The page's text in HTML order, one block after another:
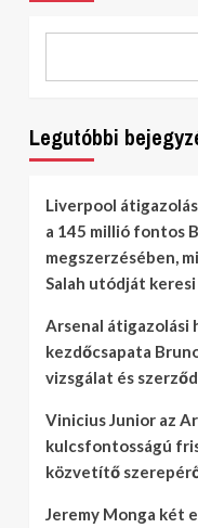
Legutóbbi
Liverpool
a 145 millió fontos
megszerzésében,
Salah utódját keresi
Arsenal átigazolási
kezdőcsapata
vizsgálat és
Vinicius Junior az
kulcsfontosságú
közvetítő
Jeremy Monga két